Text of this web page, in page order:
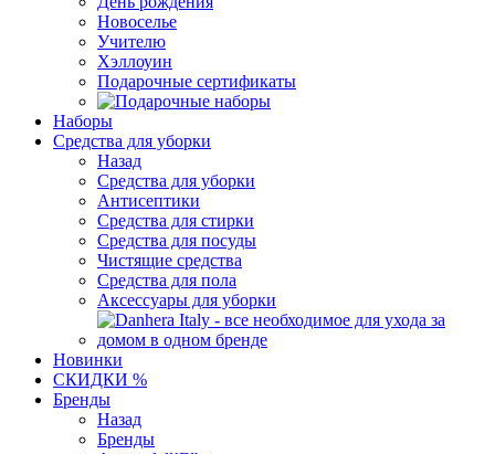
Новоселье
Учителю
Хэллоуин
Подарочные сертификаты
Наборы
Средства для уборки
Назад
Средства для уборки
Антисептики
Средства для стирки
Средства для посуды
Чистящие средства
Средства для пола
Аксессуары для уборки
Новинки
СКИДКИ %
Бренды
Назад
Бренды